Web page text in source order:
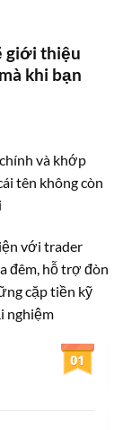
giới thiệu
khi bạn
và khớp
tên không còn
với trader
đêm, hỗ trợ đòn
cặp tiền kỹ
nghiệm